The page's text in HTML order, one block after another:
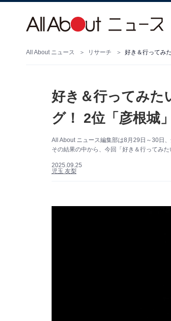
All About ニュース リサーチ
好き＆行ってみた
グ！ 2位「彦根城
All About ニュース編集部は8月29日～30日
その結果の中から、今回「好き＆行ってみ
2025.09.25
児玉 友梨